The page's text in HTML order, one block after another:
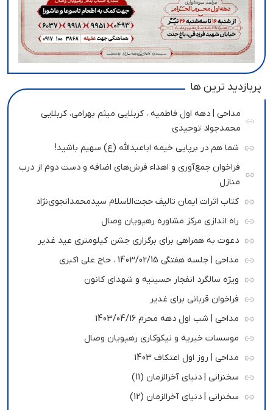
پربازدید ترین ها
مداحی | دهه اول فاطمیه ، کربلایی میثم بهرامی، کربلایی
محمدجواد توحیدی
شما هم در برپایی خیمه اباعبدالله (ع) سهیم باشید!
فراخوان جمع‌آوری و اهداء فرش‌های اضافه و دست دوم از درب
منازل
کتاب اثرات ایمان تالیف حجت‌الاسلام سیدمحمدانجوی‌نژاد
راه اندازی مرکز مشاوره رهپویان وصال
دعوت به همراهی برای برگزاری جشن کیلومتری عید غدیر
مداحی | جلسه هفتگی 1403/02/15 ، حاج علی اکبری
ویژه سالگرد انفجار حسینیه و شهدای کانون
فراخوان قربانی برای غدیر
مداحی | شب اول دهه محرم 1403/04/16
موسسات خیریه و نیکوکاری رهپویان وصال
مداحی | روز اول اعتکاف 1403
سخنرانی | دنیای آخرالزمان (11)
سخنرانی | دنیای آخرالزمان (12)